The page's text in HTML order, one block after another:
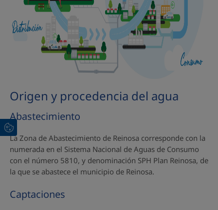
Origen y procedencia del agua
Abastecimiento
La Zona de Abastecimiento de Reinosa corresponde con la
numerada en el Sistema Nacional de Aguas de Consumo
con el número 5810, y denominación SPH Plan Reinosa, de
la que se abastece el municipio de Reinosa.
Captaciones